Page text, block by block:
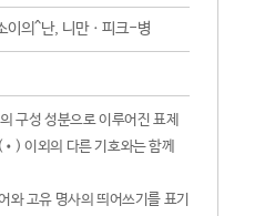
이의^난, 니만ㆍ피크-병
구성 성분으로 이루어진 표제
이외의 다른 기호와는 함께
고유 명사의 띄어쓰기를 표기